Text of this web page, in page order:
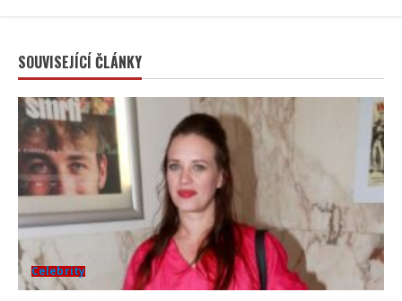
SOUVISEJÍCÍ ČLÁNKY
Celebrity